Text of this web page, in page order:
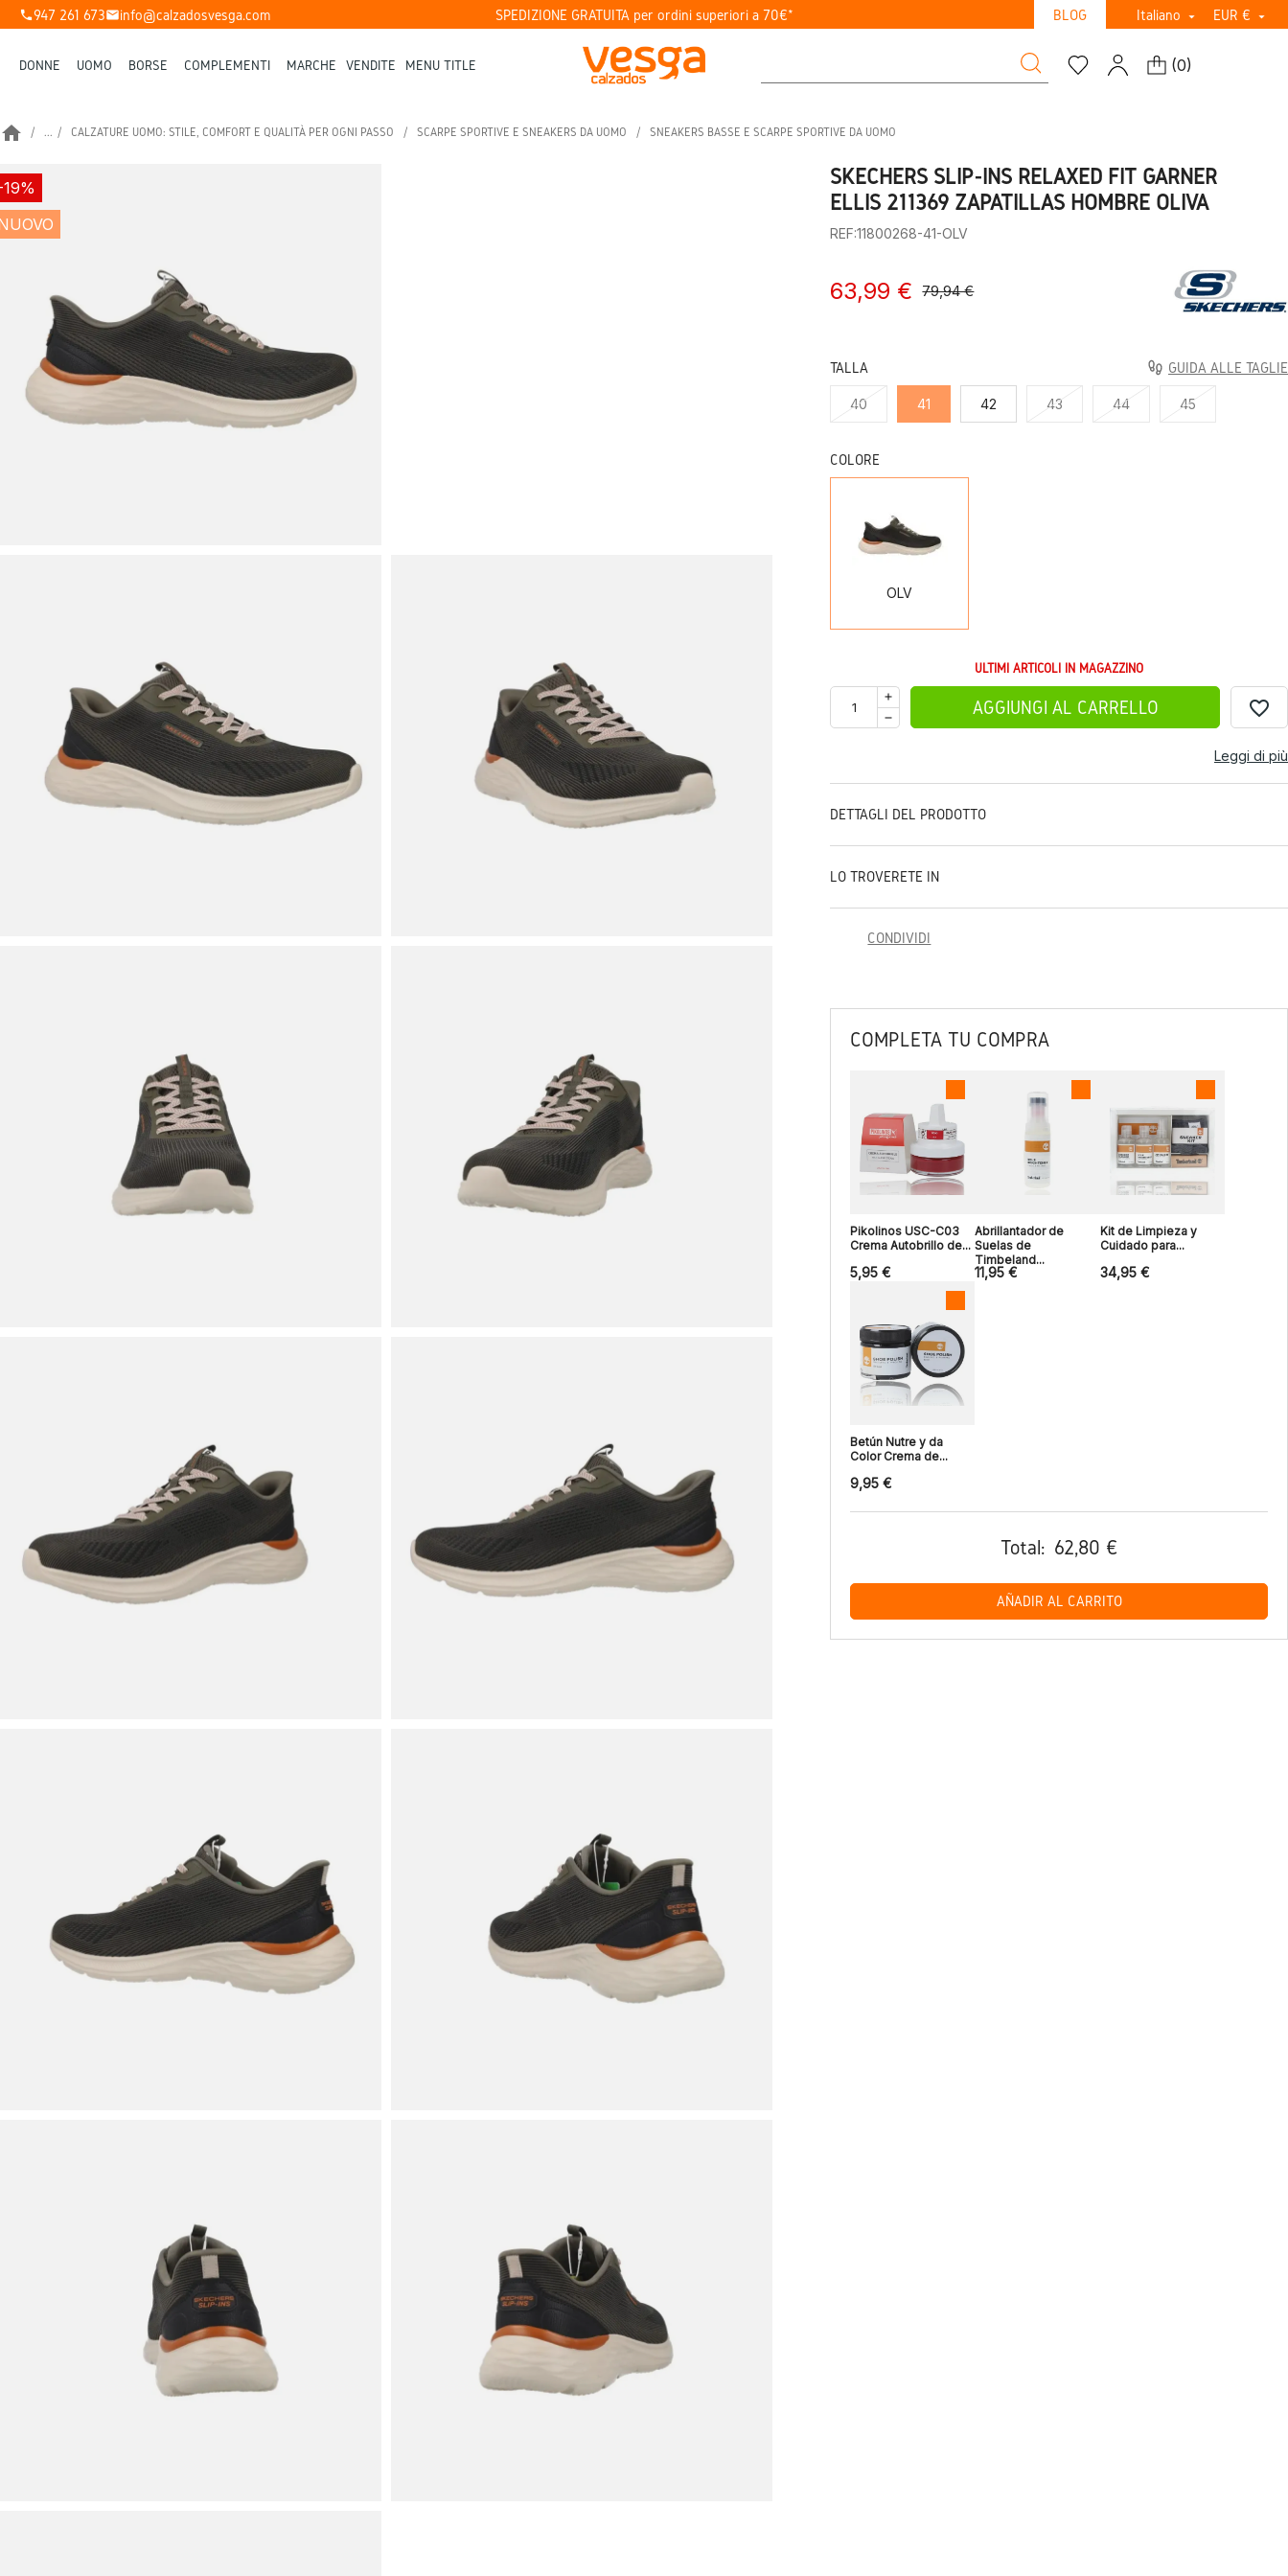
phone947 261 673mailinfo@calzadosvesga.com SPEDIZIONE GRATUITA per ordini superiori a 70€* BLOG Italiano  EUR € 
DONNE UOMO BORSE COMPLEMENTI MARCHE VENDITE MENU TITLE (0)
home ... CALZATURE UOMO: STILE, COMFORT E QUALITÀ PER OGNI PASSO SCARPE SPORTIVE E SNEAKERS DA UOMO SNEAKERS BASSE E SCARPE SPORTIVE DA UOMO
SKECHERS SLIP-INS RELAXED FIT GARNER
ELLIS 211369 ZAPATILLAS HOMBRE OLIVA
REF:11800268-41-OLV
63,99 € 79,94 €
TALLA GUIDA ALLE TAGLIE
40 41 42 43 44 45
COLORE
OLV
ULTIMI ARTICOLI IN MAGAZZINO
AGGIUNGI AL CARRELLO favorite_border
Leggi di più
DETTAGLI DEL PRODOTTO
LO TROVERETE IN
CONDIVIDI
COMPLETA TU COMPRA
Pikolinos USC-C03
Crema Autobrillo de...
5,95 €
Abrillantador de
Suelas de
Timbeland...
11,95 €
Kit de Limpieza y
Cuidado para...
34,95 €
Betún Nutre y da
Color Crema de...
9,95 €
Total: 62,80 €
AÑADIR AL CARRITO